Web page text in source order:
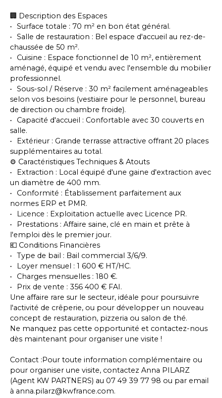
🏢 Description des Espaces
Surface totale : 70 m² en bon état général.
Salle de restauration : Bel espace d'accueil au rez-de-
chaussée de 50 m².
Cuisine : Espace fonctionnel de 10 m², entièrement
aménagé, équipé et vendu avec l'ensemble du mobilier
professionnel.
Sous-sol / Réserve : 30 m² facilement aménageables
selon vos besoins (vestiaire pour le personnel, bureau
de direction ou chambre froide).
Capacité d'accueil : Confortable avec 30 couverts en
salle.
Extérieur : Grande terrasse attractive offrant 20 places
supplémentaires au total.
⚙️ Caractéristiques Techniques & Atouts
Extraction : Local équipé d'une gaine d'extraction avec
un diamètre de 400 mm.
Conformité : Établissement parfaitement aux
normes ERP et PMR.
Licence : Exploitation actuelle avec Licence PR.
Prestations : Affaire saine, clé en main et prête à
l'emploi dès le premier jour.
💶 Conditions Financières
Type de bail : Bail commercial 3/6/9.
Loyer mensuel : 1 600 € HT/HC.
Charges mensuelles : 180 €.
Prix de vente : 356 400 € FAI.
Une affaire rare sur le secteur, idéale pour poursuivre
l'activité de crêperie, ou pour développer un nouveau
concept de restauration, pizzeria ou salon de thé.
Ne manquez pas cette opportunité et contactez-nous
dès maintenant pour organiser une visite !
Contact :Pour toute information complémentaire ou
pour organiser une visite, contactez Anna PILARZ
(Agent KW PARTNERS) au 07 49 39 77 98 ou par email
à anna.pilarz@kwfrance.com.